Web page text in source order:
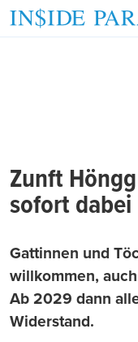
Zunft
sofort dabei
Gattinnen und
willkommen,
Ab 2029 dann
Widerstand.